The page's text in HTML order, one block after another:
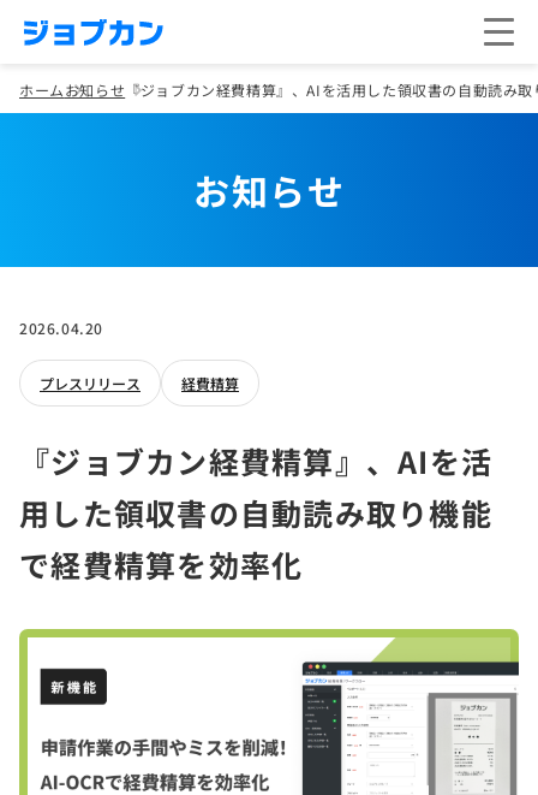
ホームお知らせ 『ジョブカン経費精算』、AIを活用した領収書の自動読み
お知らせ
2026.04.20
プレスリリース 経費精算
『ジョブカン経費精算』、AIを活
用した領収書の自動読み取り機能
で経費精算を効率化